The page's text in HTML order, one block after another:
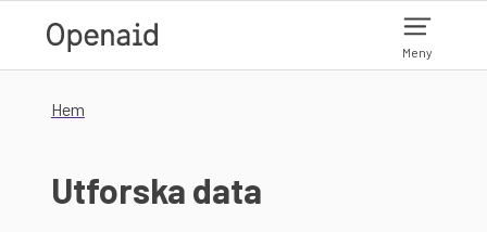
Meny
Hem
Utforska data